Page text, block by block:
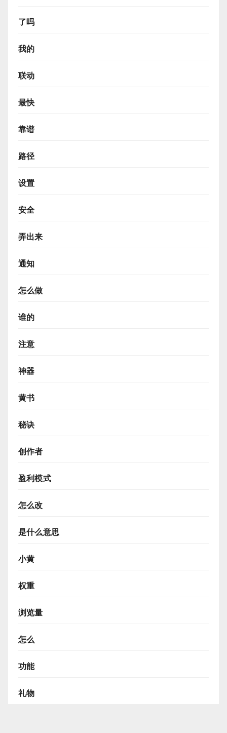
了吗
我的
联动
最快
靠谱
路径
设置
安全
弄出来
通知
怎么做
谁的
注意
神器
黄书
秘诀
创作者
盈利模式
怎么改
是什么意思
小黄
权重
浏览量
怎么
功能
礼物